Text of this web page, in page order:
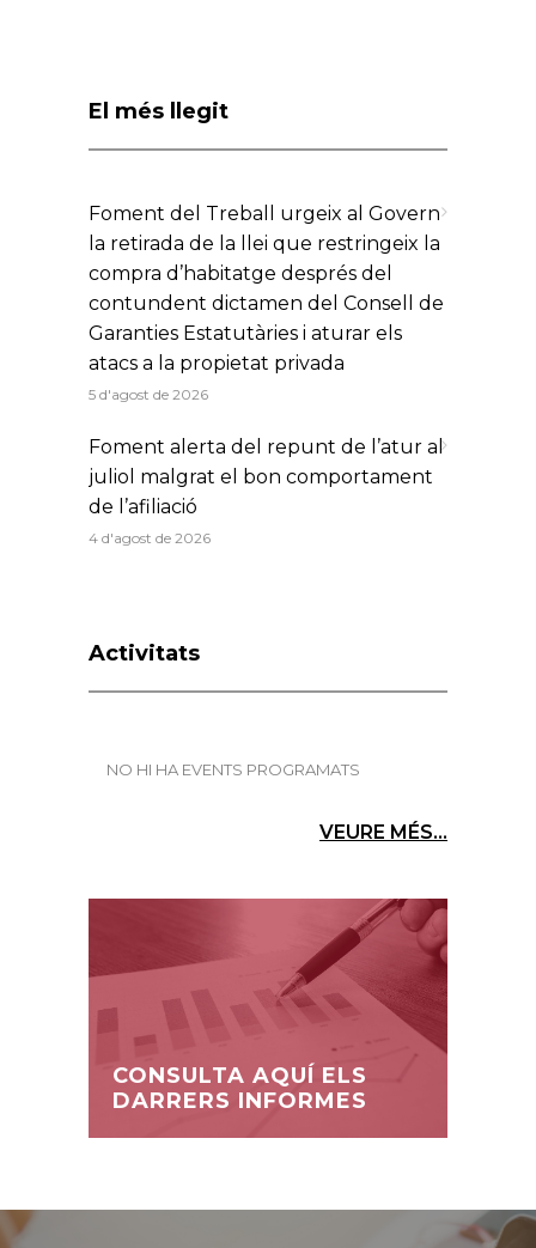
El més llegit
Foment del Treball urgeix al Govern
la retirada de la llei que restringeix la
compra d’habitatge després del
contundent dictamen del Consell de
Garanties Estatutàries i aturar els
atacs a la propietat privada
5 d'agost de 2026
Foment alerta del repunt de l’atur al
juliol malgrat el bon comportament
de l’afiliació
4 d'agost de 2026
Activitats
NO HI HA EVENTS PROGRAMATS
VEURE MÉS...
CONSULTA AQUÍ ELS
DARRERS INFORMES